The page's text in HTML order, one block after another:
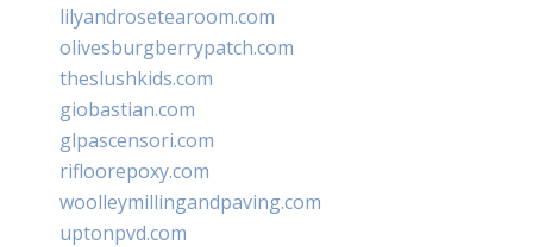
lilyandrosetearoom.com
olivesburgberrypatch.com
theslushkids.com
giobastian.com
glpascensori.com
rifloorepoxy.com
woolleymillingandpaving.com
uptonpvd.com